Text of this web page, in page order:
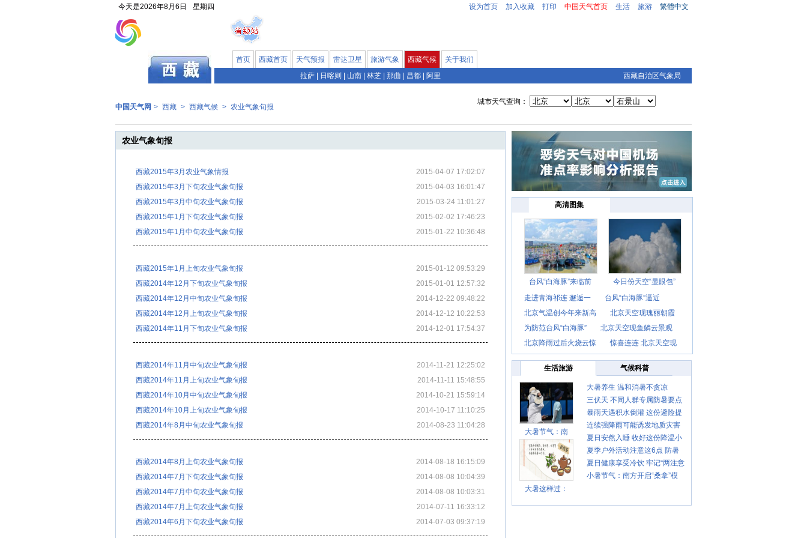
今天是2026年8月6日 星期四 设为首页 加入收藏 打印 中国天气首页 生活 旅游 繁體中文
首页 西藏首页 天气预报 雷达卫星 旅游气象 西藏气候
关于我们
拉萨
日喀则 山南 林芝 那曲 昌都 阿里 西藏自治区气象局
中国天气网 > 西藏 > 西藏气候 > 农业气象旬报
城市天气查询：
农业气象旬报
西藏2015年3月农业气象情报
2015-04-07 17:02:07
西藏2015年3月下旬农业气象旬报
2015-04-03 16:01:47
西藏2015年3月中旬农业气象旬报
2015-03-24 11:01:27
西藏2015年1月下旬农业气象旬报
2015-02-02 17:46:23
西藏2015年1月中旬农业气象旬报
2015-01-22 10:36:48
西藏2015年1月上旬农业气象旬报
2015-01-12 09:53:29
西藏2014年12月下旬农业气象旬报
2015-01-01 12:57:32
西藏2014年12月中旬农业气象旬报
2014-12-22 09:48:22
西藏2014年12月上旬农业气象旬报
2014-12-12 10:22:53
西藏2014年11月下旬农业气象旬报
2014-12-01 17:54:37
西藏2014年11月中旬农业气象旬报
2014-11-21 12:25:02
西藏2014年11月上旬农业气象旬报
2014-11-11 15:48:55
西藏2014年10月中旬农业气象旬报
2014-10-21 15:59:14
西藏2014年10月上旬农业气象旬报
2014-10-17 11:10:25
西藏2014年8月中旬农业气象旬报
2014-08-23 11:04:28
西藏2014年8月上旬农业气象旬报
2014-08-18 16:15:09
西藏2014年7月下旬农业气象旬报
2014-08-08 10:04:39
西藏2014年7月中旬农业气象旬报
2014-08-08 10:03:31
西藏2014年7月上旬农业气象旬报
2014-07-11 16:33:12
西藏2014年6月下旬农业气象旬报
2014-07-03 09:37:19
高清图集
台风“白海豚”来临前
今日份天空“显眼包”
走进青海祁连 邂逅一
台风“白海豚”逼近
北京气温创今年来新高
北京天空现瑰丽朝霞
为防范台风“白海豚”
北京天空现鱼鳞云景观
北京降雨过后火烧云惊
惊喜连连 北京天空现
生活旅游 气候科普
大暑节气：南
大暑这样过：
大暑养生 温和消暑不贪凉
三伏天 不同人群专属防暑要点
请收好
暴雨天遇积水倒灌 这份避险提
示请收好
连续强降雨可能诱发地质灾害
这些前兆要知道
夏日安然入睡 收好这份降温小
贴士
夏季户外活动注意这6点 防暑
健身两不误
夏日健康享受冷饮 牢记“两注意
一控制”
小暑节气：南方开启“桑拿”模